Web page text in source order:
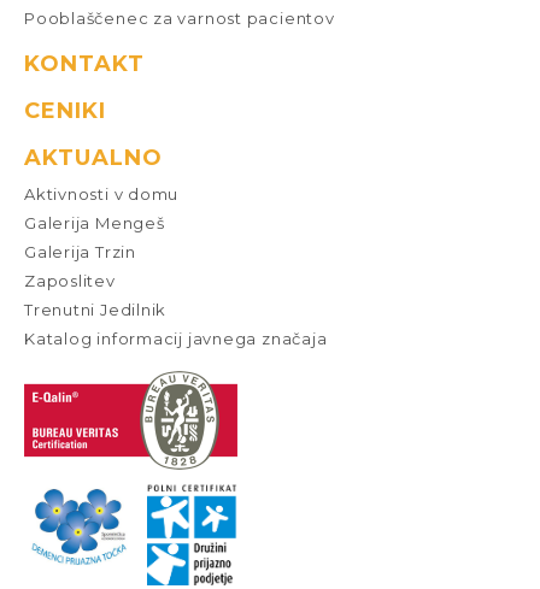
Pooblaščenec za varnost pacientov
KONTAKT
CENIKI
AKTUALNO
Aktivnosti v domu
Galerija Mengeš
Galerija Trzin
Zaposlitev
Trenutni Jedilnik
Katalog informacij javnega značaja